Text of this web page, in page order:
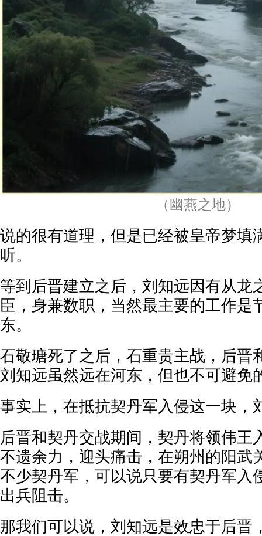
（幽燕之地）
说的很有道理，但是已经被皇帝梦填
听。
等到后晋建立之后，刘知远因有从龙
臣，身兼数职，当然最主要的工作是
东。
石敬瑭死了之后，石重贵主战，后晋
刘知远虽然远在河东，但也不可避免
事实上，在抵抗契丹军入侵这一块，
后晋和契丹交战期间，契丹将领伟王
不遗余力，迎头痛击，在朔州的阳武
不少契丹军，可以说只要有契丹军入
出兵阻击。
那我们可以说，刘知远是效忠于后晋